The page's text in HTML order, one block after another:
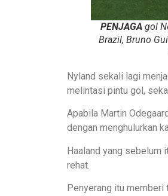
PENJAGAgol
Brazil, Bruno
Nyland sekali lagi
melintasi pintu gol,
Apabila Martin
dengan menghulurkan
Haaland yang sebelum
rehat.
Penyerang itu memberi